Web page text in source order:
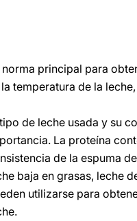
norma principal para
temperatura de la
de leche usada y su
La proteína
de la espuma
baja en grasas, leche
utilizarse para